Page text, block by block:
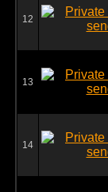
12
13
14